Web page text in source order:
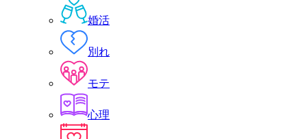
婚活
別れ
モテ
心理